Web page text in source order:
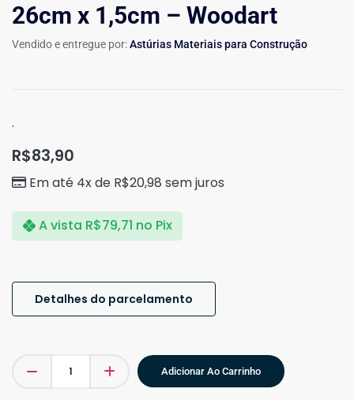
26cm x 1,5cm – Woodart
Vendido e entregue por:Astúrias Materiais para Construção
.
R$83,90
Em até 4x de R$20,98 sem juros
A vista R$79,71 no Pix
Detalhes do parcelamento
Adicionar Ao Carrinho